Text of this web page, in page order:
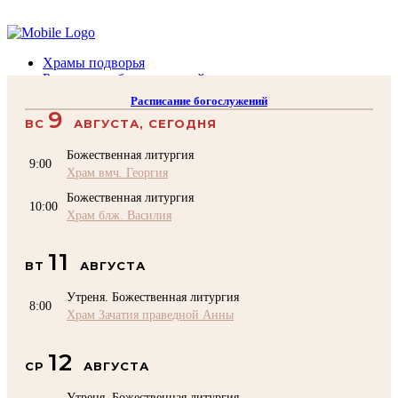
Храмы подворья
Расписание богослужений
Воскресная школа
Преподаватели Воскресной школы
КОНТАКТЫ
Помочь Подворью
Расписание богослужений
ВС 9 АВГУСТА, СЕГОДНЯ
9:00
Божественная литургия
Храм вмч. Георгия
10:00
Божественная литургия
Храм блж. Василия
ВТ 11 АВГУСТА
8:00
Утреня. Божественная литургия
Храм Зачатия праведной Анны
СР 12 АВГУСТА